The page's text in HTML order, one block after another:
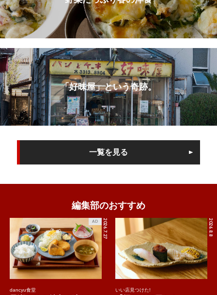
「好味屋」という奇跡。
一覧を見る
編集部のおすすめ
2026.7.27
AD
dancyu食堂
2026.8.8
いい店見つけた!